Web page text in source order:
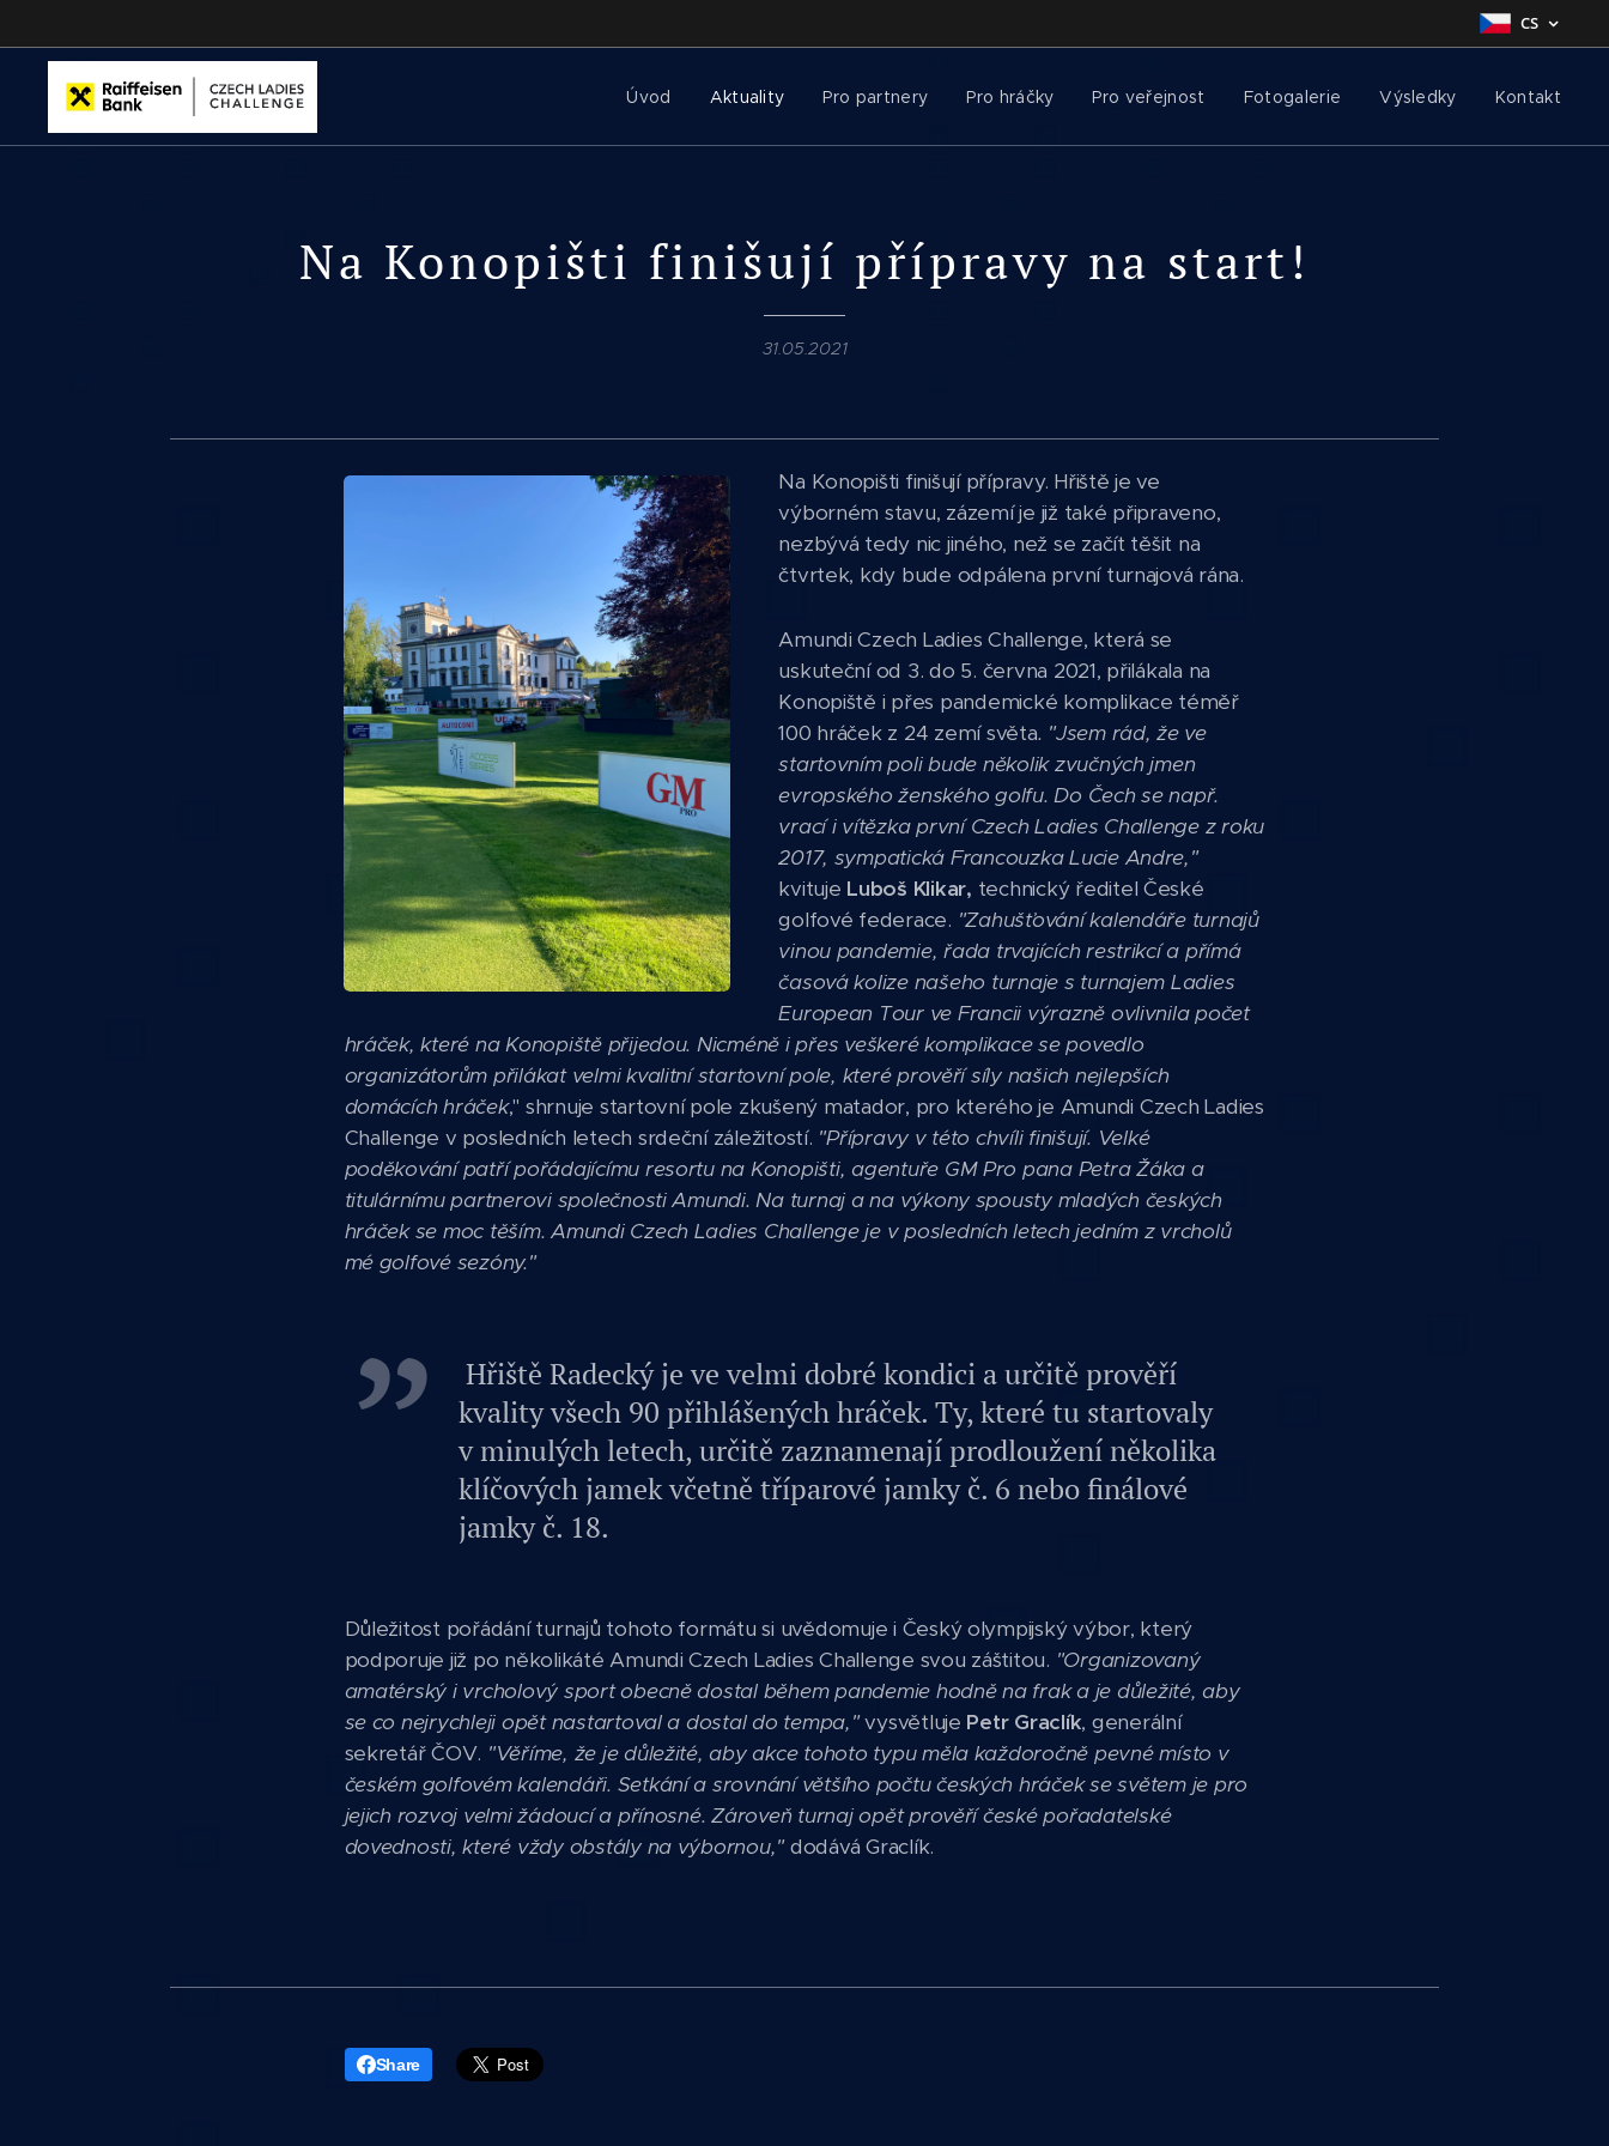
CS
Úvod Aktuality Pro partnery Pro hráčky Pro veřejnost Fotogalerie Výsledky Kontakt
Na Konopišti finišují přípravy na start!
31.05.2021
Na Konopišti finišují přípravy. Hřiště je ve
výborném stavu, zázemí je již také připraveno,
nezbývá tedy nic jiného, než se začít těšit na
čtvrtek, kdy bude odpálena první turnajová rána.
Amundi Czech Ladies Challenge, která se
uskuteční od 3. do 5. června 2021, přilákala na
Konopiště i přes pandemické komplikace téměř
100 hráček z 24 zemí světa. "Jsem rád, že ve
startovním poli bude několik zvučných jmen
evropského ženského golfu. Do Čech se např.
vrací i vítězka první Czech Ladies Challenge z roku
2017, sympatická Francouzka Lucie Andre,"
kvituje Luboš Klikar, technický ředitel České
golfové federace. "Zahušťování kalendáře turnajů
vinou pandemie, řada trvajících restrikcí a přímá
časová kolize našeho turnaje s turnajem Ladies
European Tour ve Francii výrazně ovlivnila počet
hráček, které na Konopiště přijedou. Nicméně i přes veškeré komplikace se povedlo
organizátorům přilákat velmi kvalitní startovní pole, které prověří síly našich nejlepších
domácích hráček," shrnuje startovní pole zkušený matador, pro kterého je Amundi Czech Ladies
Challenge v posledních letech srdeční záležitostí. "Přípravy v této chvíli finišují. Velké
poděkování patří pořádajícímu resortu na Konopišti, agentuře GM Pro pana Petra Žáka a
titulárnímu partnerovi společnosti Amundi. Na turnaj a na výkony spousty mladých českých
hráček se moc těším. Amundi Czech Ladies Challenge je v posledních letech jedním z vrcholů
mé golfové sezóny."
Hřiště Radecký je ve velmi dobré kondici a určitě prověří
kvality všech 90 přihlášených hráček. Ty, které tu startovaly
v minulých letech, určitě zaznamenají prodloužení několika
klíčových jamek včetně tříparové jamky č. 6 nebo finálové
jamky č. 18.
Důležitost pořádání turnajů tohoto formátu si uvědomuje i Český olympijský výbor, který
podporuje již po několikáté Amundi Czech Ladies Challenge svou záštitou. "Organizovaný
amatérský i vrcholový sport obecně dostal během pandemie hodně na frak a je důležité, aby
se co nejrychleji opět nastartoval a dostal do tempa,"vysvětluje Petr Graclík, generální
sekretář ČOV. "Věříme, že je důležité, aby akce tohoto typu měla každoročně pevné místo v
českém golfovém kalendáři. Setkání a srovnání většího počtu českých hráček se světem je pro
jejich rozvoj velmi žádoucí a přínosné. Zároveň turnaj opět prověří české pořadatelské
dovednosti, které vždy obstály na výbornou,"dodává Graclík.
Share